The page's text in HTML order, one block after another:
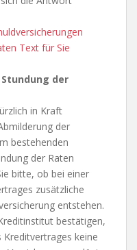
Text für Sie
der
in Kraft
der
bestehenden
der Raten
bitte, ob bei einer
zusätzliche
entstehen.
bestätigen,
Kreditvertrages keine